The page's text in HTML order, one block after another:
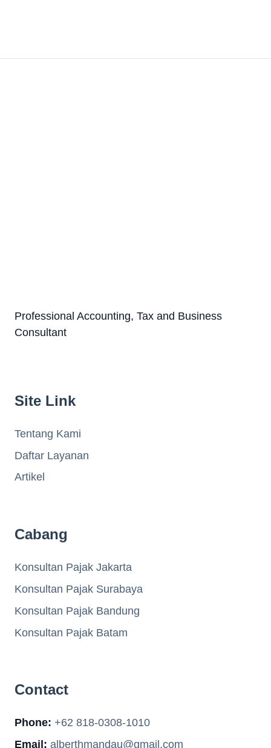
Professional Accounting, Tax and Business
Consultant
Site Link
Tentang Kami
Daftar Layanan
Artikel
Cabang
Konsultan Pajak Jakarta
Konsultan Pajak Surabaya
Konsultan Pajak Bandung
Konsultan Pajak Batam
Contact
Phone: +62 818-0308-1010
Email: alberthmandau@gmail.com